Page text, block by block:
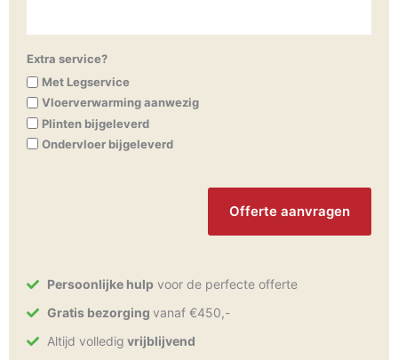
Extra service?
Met Legservice
Vloerverwarming aanwezig
Plinten bijgeleverd
Ondervloer bijgeleverd
Persoonlijke hulpvoor de perfecte offerte
Gratis bezorging vanaf €450,-
Altijd volledig vrijblijvend